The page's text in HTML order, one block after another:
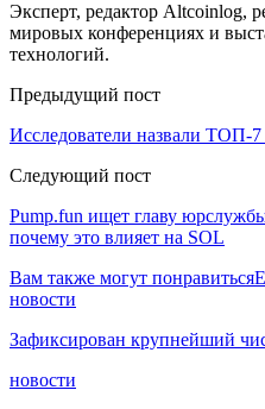
Эксперт, редактор Altcoinlog,
мировых конференциях и
технологий.
Предыдущий пост
Исследователи назвали ТОП-
Следующий пост
Pump.fun ищет главу
почему это влияет на SOL
Вам также могут понравиться
новости
Зафиксирован крупнейший
новости